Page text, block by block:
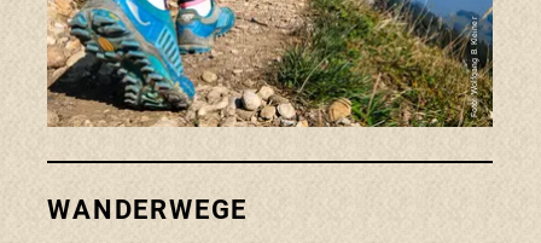
Foto: Wolfgang B. Kleiner
WANDERWEGE